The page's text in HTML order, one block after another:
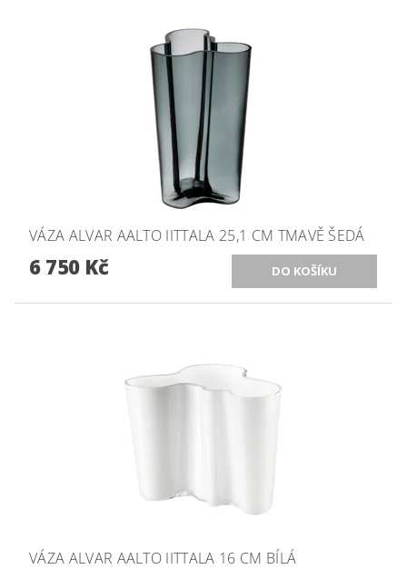
VÁZA ALVAR AALTO IITTALA 25,1 CM TMAVĚ ŠEDÁ
6 750 Kč
VÁZA ALVAR AALTO IITTALA 16 CM BÍLÁ